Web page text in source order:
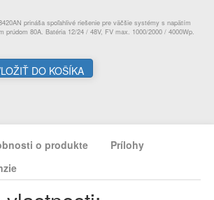
prináša spoľahlivé riešenie pre väčšie systémy s napätím
prúdom 80A. Batéria 12/24 / 48V, FV max. 1000/2000 / 4000Wp.
DO KOŠÍKA
o produkte
Prílohy